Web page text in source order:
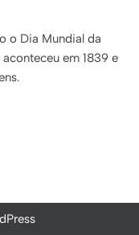
o Dia Mundial da
em 1839 e